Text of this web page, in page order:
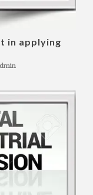
in applying